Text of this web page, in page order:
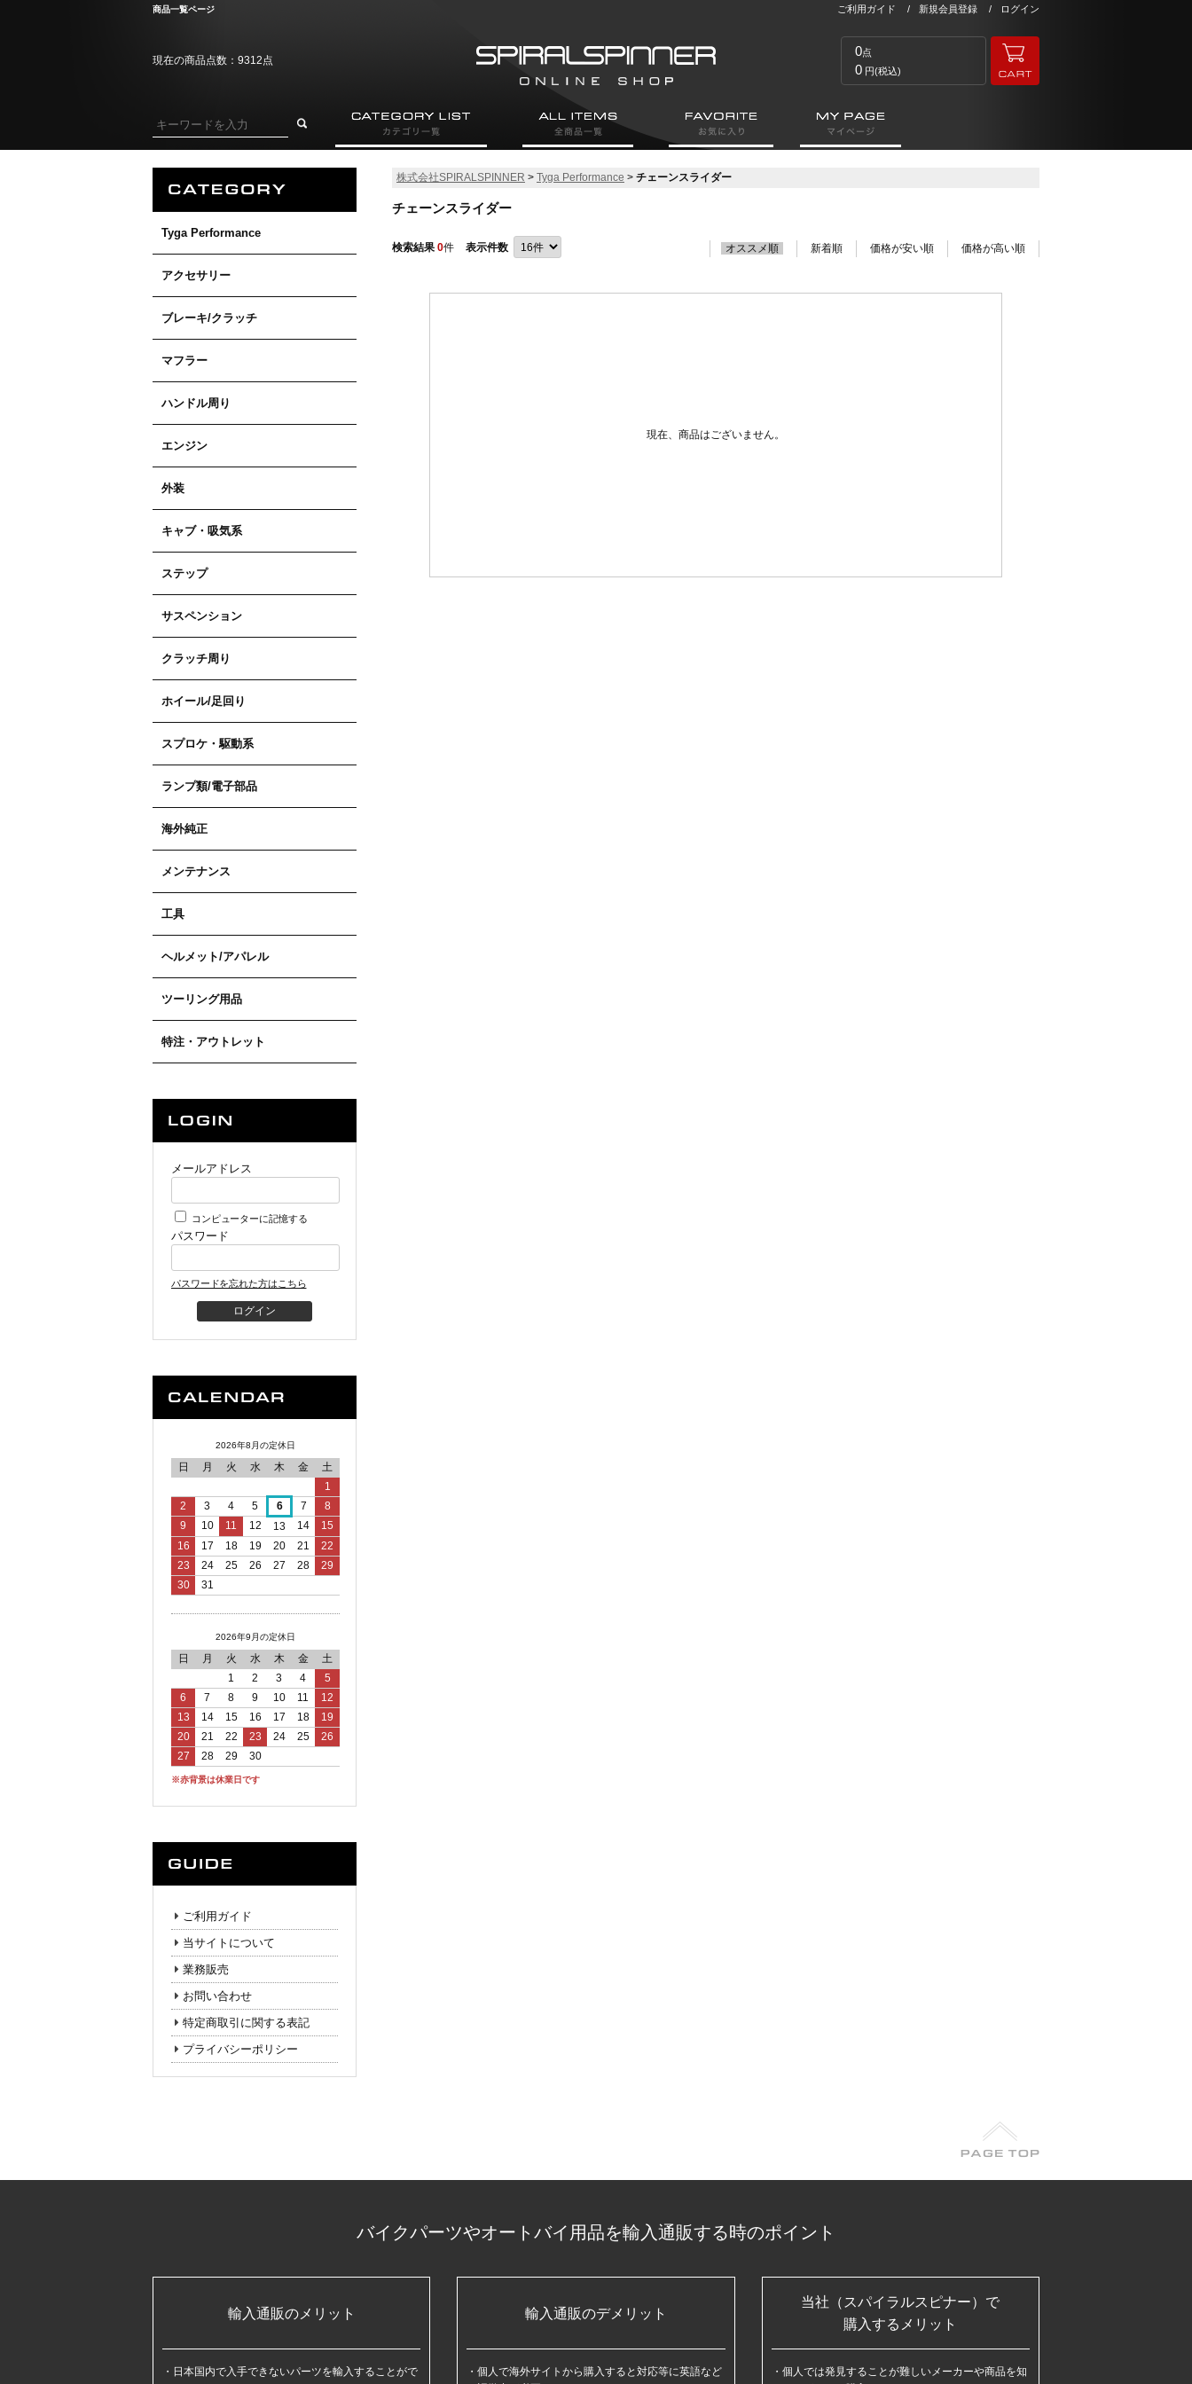
商品一覧ページ ご利用ガイド 新規会員登録 ログイン
現在の商品点数：9312点
0点
0 円(税込)
Tyga Performance
アクセサリー
ブレーキ/クラッチ
マフラー
ハンドル周り
エンジン
外装
キャブ・吸気系
ステップ
サスペンション
クラッチ周り
ホイール/足回り
スプロケ・駆動系
ランプ類/電子部品
海外純正
メンテナンス
工具
ヘルメット/アパレル
ツーリング用品
特注・アウトレット
メールアドレス
コンピューターに記憶する
パスワード
パスワードを忘れた方はこちら
2026年8月の定休日
日 月 火 水 木 金
土
1
2
3 4 5 6 7
8
9
10 11 12 13 14
15
16
17 18 19 20 21
22
23
24 25 26 27 28
29
30
31
2026年9月の定休日
日 月 火 水 木 金
土
1
2 3 4
5
6
7 8 9 10 11
12
13
14 15 16 17 18
19
20
21 22 23 24 25
26
27
28 29 30
※赤背景は休業日です
ご利用ガイド
当サイトについて
業務販売
お問い合わせ
特定商取引に関する表記
プライバシーポリシー
株式会社SPIRALSPINNER > Tyga Performance > チェーンスライダー
チェーンスライダー
検索結果 0件 表示件数 オススメ順 新着順 価格が安い順 価格が高い順
現在、商品はございません。
バイクパーツやオートバイ用品を輸入通販する時のポイント
輸入通販のメリット
日本国内で入手できないパーツを輸入することがで
輸入通販のデメリット
個人で海外サイトから購入すると対応等に英語など
当社（スパイラルスピナー）で
購入するメリット
個人では発見することが難しいメーカーや商品を知